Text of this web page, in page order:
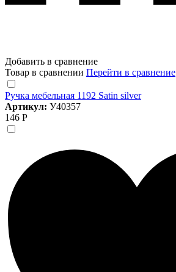
Добавить в сравнение
Товар в сравнении Перейти в сравнение
Ручка мебельная 1192 Satin silver
Артикул: У40357
146 Р